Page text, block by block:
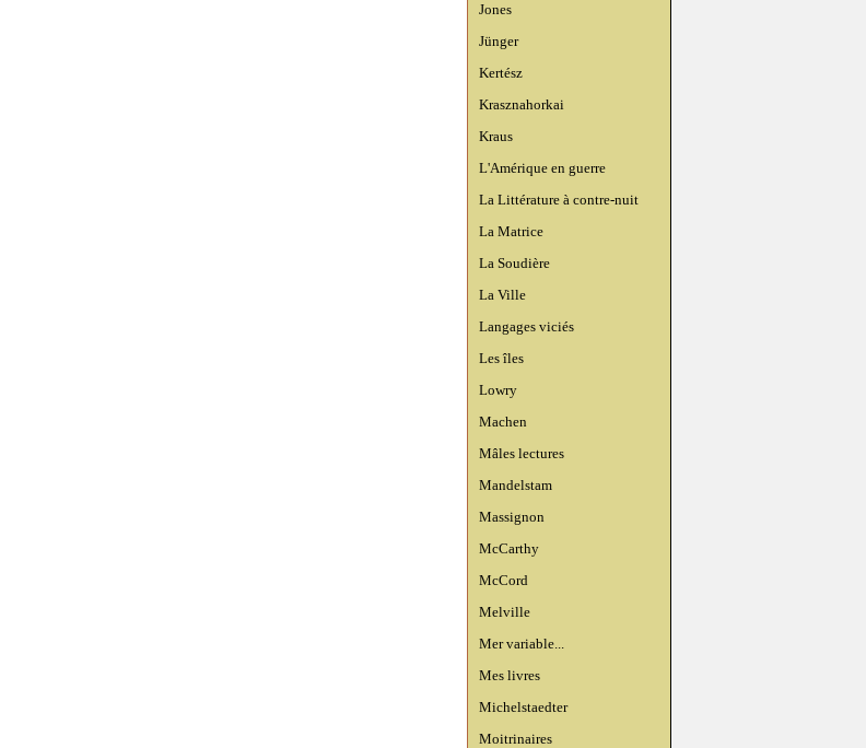
Jones
Jünger
Kertész
Krasznahorkai
Kraus
L'Amérique en guerre
La Littérature à contre-nuit
La Matrice
La Soudière
La Ville
Langages viciés
Les îles
Lowry
Machen
Mâles lectures
Mandelstam
Massignon
McCarthy
McCord
Melville
Mer variable...
Mes livres
Michelstaedter
Moitrinaires